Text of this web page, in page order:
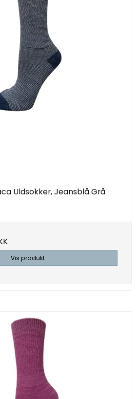
Uldsokker, Jeansblå Grå
Vis produkt